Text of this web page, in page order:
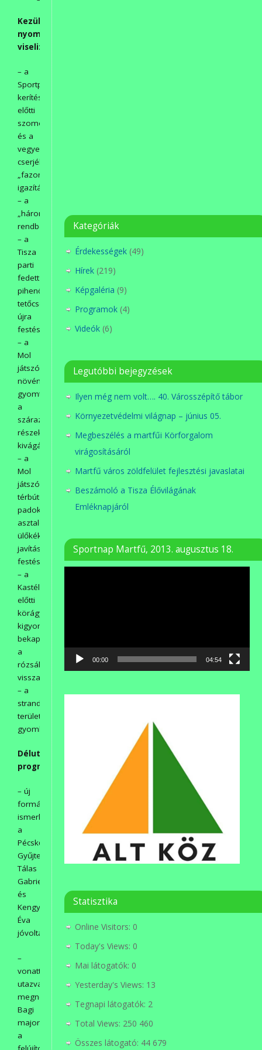
Kezük
nyomát
viseli:
– a
Sportpálya
kerítése
előtti
szomorúeprek
és a
vegyes
cserjék
„fazonra
igazítása”,
– a
„háromszögek”
rendbetétele,
– a
Tisza
parti
fedett
pihenő
tetőcseréje,
újra
festése,
– a
Mol
játszótér
növényeinek
gyomtalanítása,
a
száraz
részek
kivágása,
– a
Mol
játszótér
térbútorainak:
padok,
asztalok,
ülőkék
javítása,
festése,
– a
Kastélyszálló
előtti
körágyás
kigyomlálása,
bekapálása,
a
rózsák
visszavágása,
– a
strand
területén
gyomlálás.
Délutáni
programjaik:
– új
formában
ismerkedtek
a
Pécskői
Gyűjteménnyel
Tálas
Gabriella
és
Kengyel
Éva
jóvoltából,
–
vonattal
utazva
megnézték
Bagi
majorban
a
Kategóriák
Érdekességek (49)
Hírek (219)
Képgaléria (9)
Programok (4)
Videók (6)
Legutóbbi bejegyzések
Ilyen még nem volt…. 40. Városszépítő tábor
Környezetvédelmi világnap – június 05.
Megbeszélés a martfűi Körforgalom
virágosításáról
Martfű város zöldfelület fejlesztési javaslatai
Beszámoló a Tisza Élővilágának
Emléknapjáról
Sportnap Martfű, 2013. augusztus 18.
00:00 04:54
Statisztika
Online Visitors: 0
Today's Views: 0
Mai látogatók: 0
Yesterday's Views: 13
Tegnapi látogatók: 2
Total Views: 250 460
Összes látogató: 44 679